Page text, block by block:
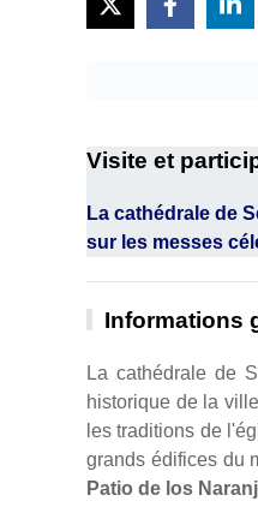
Visite et
La cathédrale de
sur les messes
Informations
La cathédrale de
historique de la
les traditions de
grands édifices du
Patio de los